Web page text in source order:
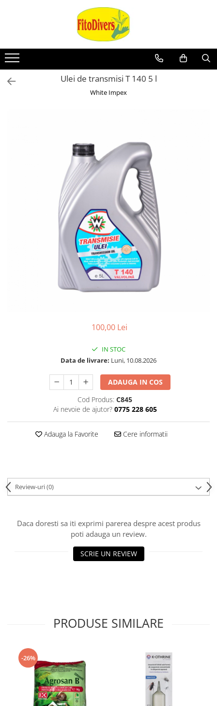
Ulei de transmisi T 140 5 l
White Impex
100,00 Lei
IN STOC
Data de livrare: Luni, 10.08.2026
ADAUGA IN COS
Cod Produs: C845
Ai nevoie de ajutor? 0775 228 605
Adauga la Favorite Cere informatii
Review-uri(0)
Daca doresti sa iti exprimi parerea despre acest produs
poti adauga un review.
SCRIE UN REVIEW
PRODUSE SIMILARE
-26%